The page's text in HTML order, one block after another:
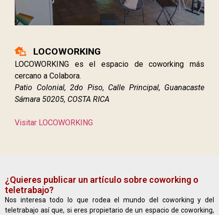
LOCOWORKING
LOCOWORKING es el espacio de coworking más
cercano a Colabora.
Patio Colonial, 2do Piso, Calle Principal, Guanacaste
Sámara 50205, COSTA RICA
Visitar LOCOWORKING
¿Quieres publicar un artículo sobre coworking o
teletrabajo?
Nos interesa todo lo que rodea el mundo del coworking y del
teletrabajo así que, si eres propietario de un espacio de coworking,